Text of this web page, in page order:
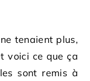
tenaient plus,
voici ce que ça
sont remis à